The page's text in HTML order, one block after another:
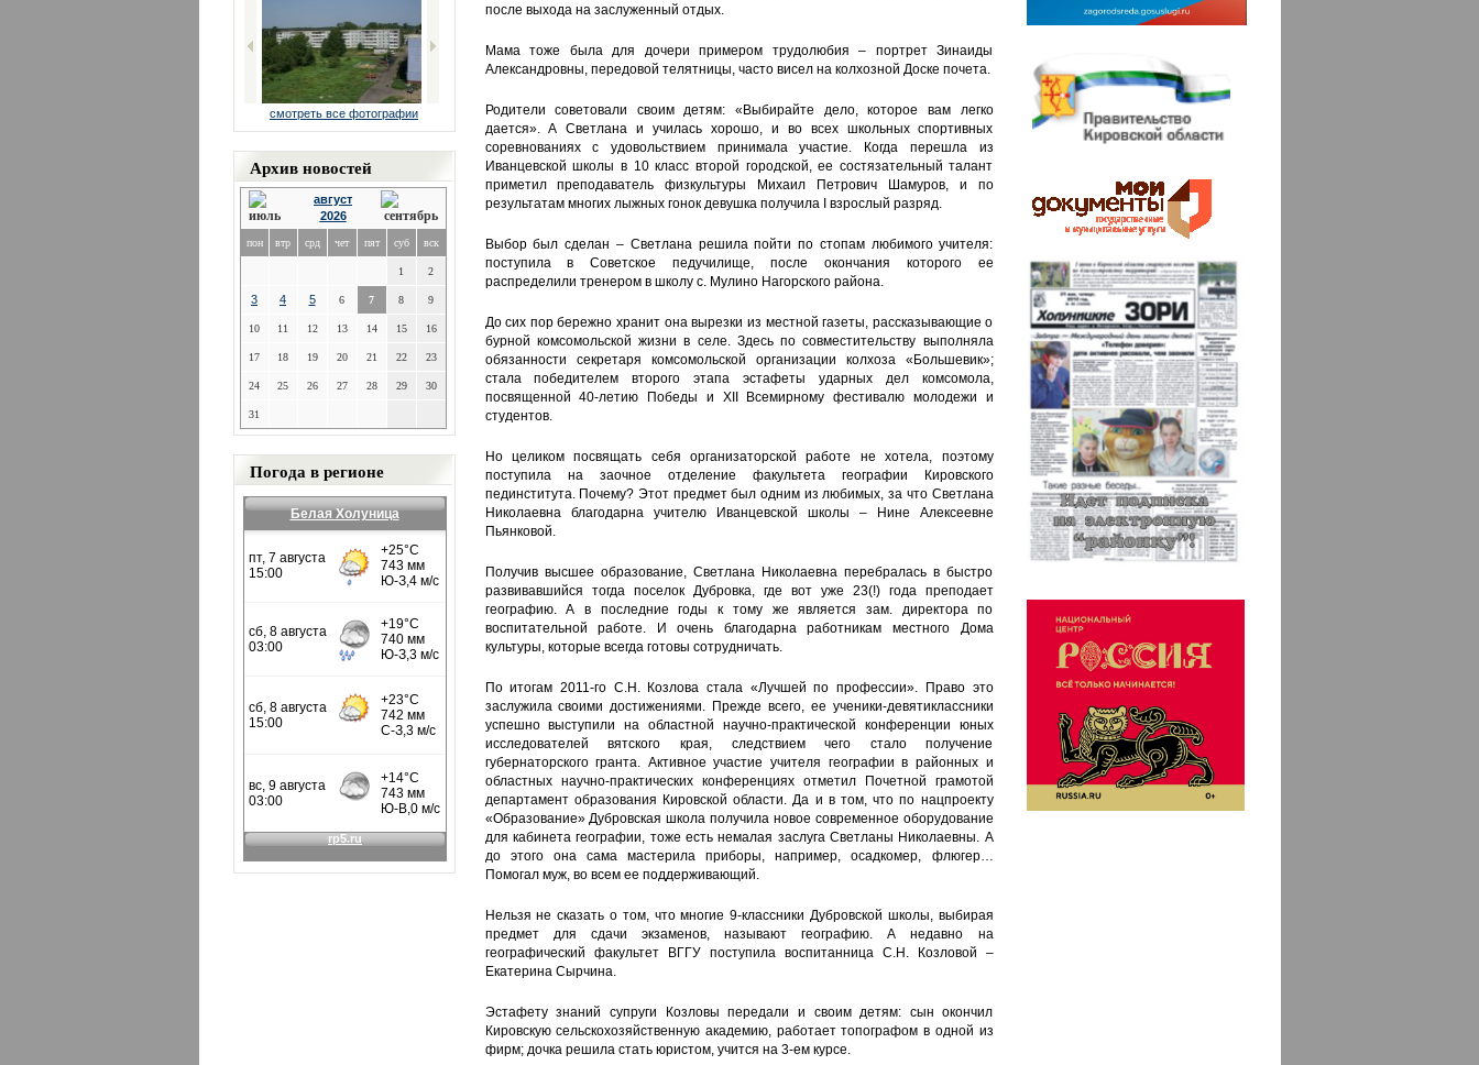
смотреть все фотографии
Архив новостей
август
2026
пон втр срд чет пят суб вск
1 2
3 4 5 6 7 8 9
10 11 12 13 14 15 16
17 18 19 20 21 22 23
24 25 26 27 28 29 30
31
Погода в регионе
Белая Холуница
после выхода на заслуженный отдых.
Мама тоже была для дочери примером трудолюбия – портрет Зинаиды
Александровны, передовой телятницы, часто висел на колхозной Доске почета.
Родители советовали своим детям: «Выбирайте дело, которое вам легко
дается». А Светлана и училась хорошо, и во всех школьных спортивных
соревнованиях с удовольствием принимала участие. Когда перешла из
Иванцевской школы в 10 класс второй городской, ее состязательный талант
приметил преподаватель физкультуры Михаил Петрович Шамуров, и по
результатам многих лыжных гонок девушка получила I взрослый разряд.
Выбор был сделан – Светлана решила пойти по стопам любимого учителя:
поступила в Советское педучилище, после окончания которого ее
распределили тренером в школу с. Мулино Нагорского района.
До сих пор бережно хранит она вырезки из местной газеты, рассказывающие о
бурной комсомольской жизни в селе. Здесь по совместительству выполняла
обязанности секретаря комсомольской организации колхоза «Большевик»;
стала победителем второго этапа эстафеты ударных дел комсомола,
посвященной 40-летию Победы и XII Всемирному фестивалю молодежи и
студентов.
Но целиком посвящать себя организаторской работе не хотела, поэтому
поступила на заочное отделение факультета географии Кировского
пединститута. Почему? Этот предмет был одним из любимых, за что Светлана
Николаевна благодарна учителю Иванцевской школы – Нине Алексеевне
Пьянковой.
Получив высшее образование, Светлана Николаевна перебралась в быстро
развивавшийся тогда поселок Дубровка, где вот уже 23(!) года преподает
географию. А в последние годы к тому же является зам. директора по
воспитательной работе. И очень благодарна работникам местного Дома
культуры, которые всегда готовы сотрудничать.
По итогам 2011-го С.Н. Козлова стала «Лучшей по профессии». Право это
заслужила своими достижениями. Прежде всего, ее ученики-девятиклассники
успешно выступили на областной научно-практической конференции юных
исследователей вятского края, следствием чего стало получение
губернаторского гранта. Активное участие учителя географии в районных и
областных научно-практических конференциях отметил Почетной грамотой
департамент образования Кировской области. Да и в том, что по нацпроекту
«Образование» Дубровская школа получила новое современное оборудование
для кабинета географии, тоже есть немалая заслуга Светланы Николаевны. А
до этого она сама мастерила приборы, например, осадкомер, флюгер…
Помогал муж, во всем ее поддерживающий.
Нельзя не сказать о том, что многие 9-классники Дубровской школы, выбирая
предмет для сдачи экзаменов, называют географию. А недавно на
географический факультет ВГГУ поступила воспитанница С.Н. Козловой –
Екатерина Сырчина.
Эстафету знаний супруги Козловы передали и своим детям: сын окончил
Кировскую сельскохозяйственную академию, работает топографом в одной из
фирм; дочка решила стать юристом, учится на 3-ем курсе.